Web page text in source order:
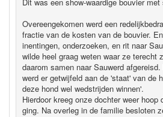
Overeengekomen werd een
fractie van de kosten van de bouvier.
inentingen, onderzoeken, en rit naar
wilde heel graag weten waar ze terecht
daarom samen naar Sauwerd
werd er getwijfeld aan de 'staat' van de
deze hond wel wedstrijden winnen'.
Hierdoor kreeg onze dochter weer hoop
ging. Na overleg in de familie besloten